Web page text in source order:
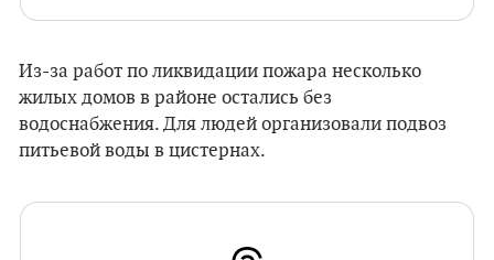
Из-за работ по ликвидации пожара несколько
жилых домов в районе остались без
водоснабжения. Для людей организовали подвоз
питьевой воды в цистернах.